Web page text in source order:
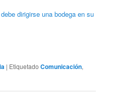
dirigirse una bodega en su
| Etiquetado Comunicación,